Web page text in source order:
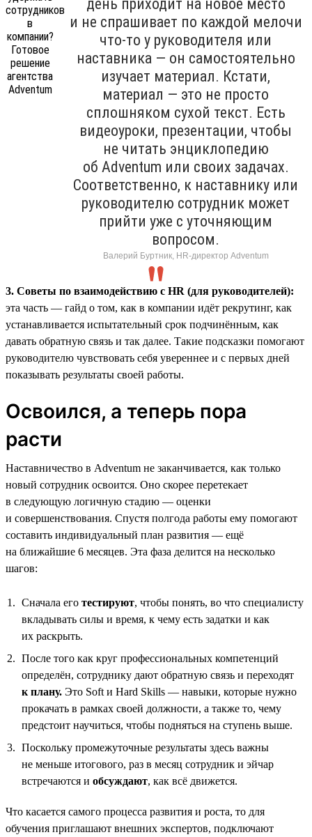
день приходит на новое место
и не спрашивает по каждой мелочи
что-то у руководителя или
наставника — он самостоятельно
изучает материал. Кстати,
материал — это не просто
сплошняком сухой текст. Есть
видеоуроки, презентации, чтобы
не читать энциклопедию
об Adventum или своих задачах.
Соответственно, к наставнику или
руководителю сотрудник может
прийти уже с уточняющим
вопросом.
Валерий Буртник, HR-директор Adventum
3. Советы по взаимодействию с HR (для руководителей):
эта часть — гайд о том, как в компании идёт рекрутинг, как
устанавливается испытательный срок подчинённым, как
давать обратную связь и так далее. Такие подсказки помогают
руководителю чувствовать себя увереннее и с первых дней
показывать результаты своей работы.
Освоился, а теперь пора
расти
Наставничество в Adventum не заканчивается, как только
новый сотрудник освоится. Оно скорее перетекает
в следующую логичную стадию — оценки
и совершенствования. Спустя полгода работы ему помогают
составить индивидуальный план развития — ещё
на ближайшие 6 месяцев. Эта фаза делится на несколько
шагов:
Сначала его тестируют, чтобы понять, во что специалисту
вкладывать силы и время, к чему есть задатки и как
их раскрыть.
После того как круг профессиональных компетенций
определён, сотруднику дают обратную связь и переходят
к плану. Это Soft и Hard Skills — навыки, которые нужно
прокачать в рамках своей должности, а также то, чему
предстоит научиться, чтобы подняться на ступень выше.
Поскольку промежуточные результаты здесь важны
не меньше итогового, раз в месяц сотрудник и эйчар
встречаются и обсуждают, как всё движется.
Что касается самого процесса развития и роста, то для
обучения приглашают внешних экспертов, подключают